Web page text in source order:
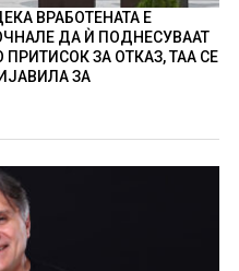
ВРАБОТЕНАТА Е
ДА Ѝ ПОДНЕСУВААТ
ЗА ОТКАЗ, ТАА СЕ
ЗА